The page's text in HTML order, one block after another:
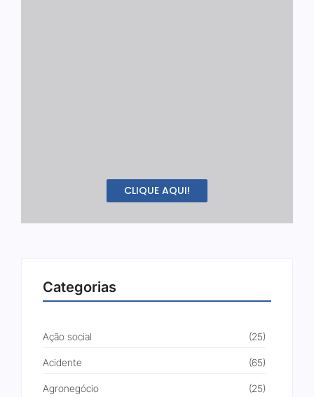
CLIQUE AQUI!
Categorias
Ação social (25)
Acidente (65)
Agronegócio (25)